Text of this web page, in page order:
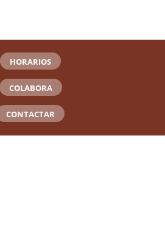
HORARIOS
COLABORA
CONTACTAR